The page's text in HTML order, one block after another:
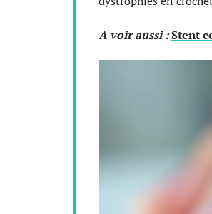
A voir aussi :Stent